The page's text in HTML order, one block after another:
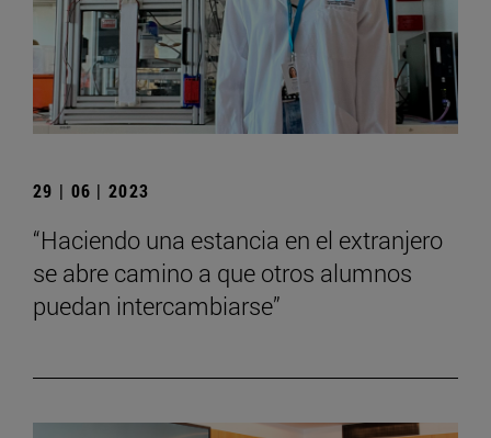
29 | 06 | 2023
“Haciendo una estancia en el extranjero
se abre camino a que otros alumnos
puedan intercambiarse”